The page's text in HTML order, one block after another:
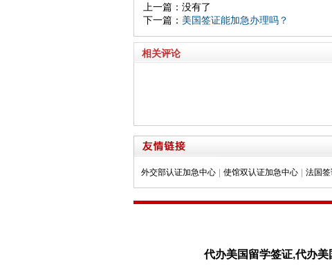
上一篇：没有了
下一篇： 美国签证能加急办理吗？
相关评论
外交部认证加急中心 使馆双认证加急中心 法国
代办美国留学签证,代办